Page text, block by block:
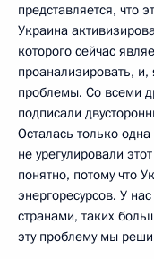
представляется, что
Украина
которого сейчас
проанализировать,
проблемы. Со всеми
подписали
Осталась только
не урегулировали
понятно, потому что
энергоресурсов. У
странами, таких
эту проблему мы